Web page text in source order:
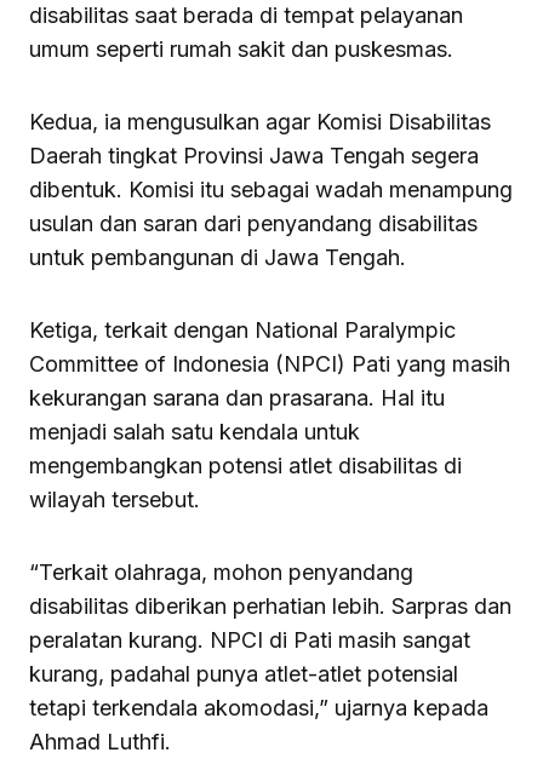
disabilitas saat berada di tempat pelayanan
umum seperti rumah sakit dan puskesmas.
Kedua, ia mengusulkan agar Komisi Disabilitas
Daerah tingkat Provinsi Jawa Tengah segera
dibentuk. Komisi itu sebagai wadah menampung
usulan dan saran dari penyandang disabilitas
untuk pembangunan di Jawa Tengah.
Ketiga, terkait dengan National Paralympic
Committee of Indonesia (NPCI) Pati yang masih
kekurangan sarana dan prasarana. Hal itu
menjadi salah satu kendala untuk
mengembangkan potensi atlet disabilitas di
wilayah tersebut.
“Terkait olahraga, mohon penyandang
disabilitas diberikan perhatian lebih. Sarpras dan
peralatan kurang. NPCI di Pati masih sangat
kurang, padahal punya atlet-atlet potensial
tetapi terkendala akomodasi,” ujarnya kepada
Ahmad Luthfi.